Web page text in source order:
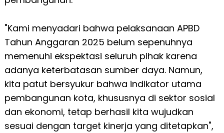
"Kami menyadari bahwa pelaksanaan APBD
Tahun Anggaran 2025 belum sepenuhnya
memenuhi ekspektasi seluruh pihak karena
adanya keterbatasan sumber daya. Namun,
kita patut bersyukur bahwa indikator utama
pembangunan kota, khususnya di sektor sosial
dan ekonomi, tetap berhasil kita wujudkan
sesuai dengan target kinerja yang ditetapkan",